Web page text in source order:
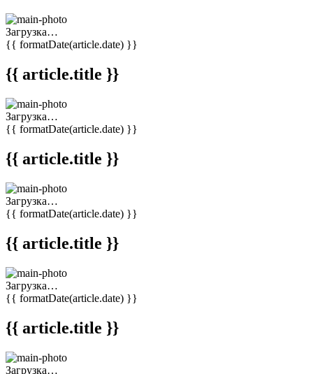
Загрузка…
{{ formatDate(article.date) }}
{{ article.title }}
Загрузка…
{{ formatDate(article.date) }}
{{ article.title }}
Загрузка…
{{ formatDate(article.date) }}
{{ article.title }}
Загрузка…
{{ formatDate(article.date) }}
{{ article.title }}
Загрузка…